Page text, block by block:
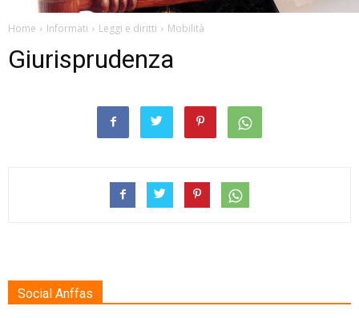
Home Informati Leggi e diritti Mobilità
Giurisprudenza
Social Anffas